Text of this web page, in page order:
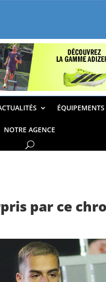
ÉQUIPEMENTS
NOTRE AGENCE
par ce